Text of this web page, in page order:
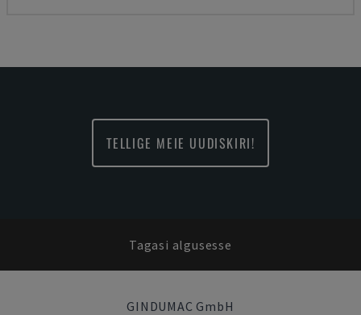
TELLIGE MEIE UUDISKIRI!
Tagasi algusesse
GINDUMAC GmbH